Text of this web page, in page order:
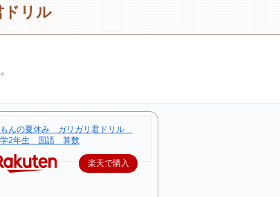
ドリル
もんの夏休み ガリガリ君ドリル
2年生 国語 算数
楽天で購入